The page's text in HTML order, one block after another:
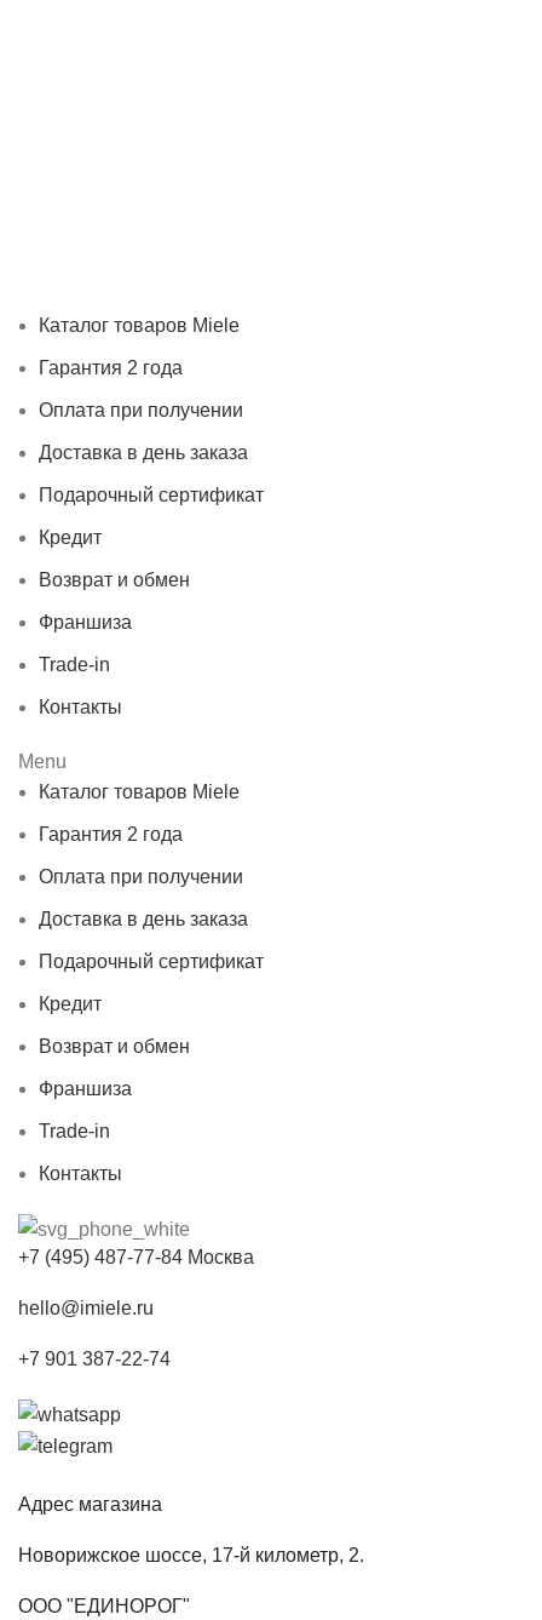
Каталог товаров Miele
Гарантия 2 года
Оплата при получении
Доставка в день заказа
Подарочный сертификат
Кредит
Возврат и обмен
Франшиза
Trade-in
Контакты
Menu
Каталог товаров Miele
Гарантия 2 года
Оплата при получении
Доставка в день заказа
Подарочный сертификат
Кредит
Возврат и обмен
Франшиза
Trade-in
Контакты
+7 (495) 487-77-84 Москва
hello@imiele.ru
+7 901 387-22-74
Адрес магазина
Новорижское шоссе, 17-й километр, 2.
ООО "ЕДИНОРОГ"